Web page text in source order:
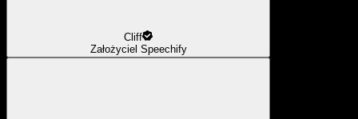
Cliff
Założyciel Speechify